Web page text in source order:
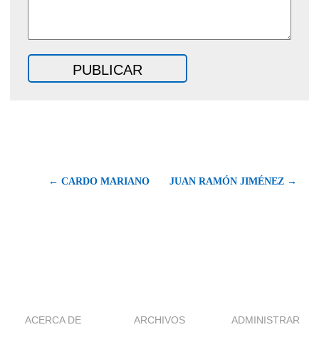
← CARDO MARIANO JUAN RAMÓN JIMÉNEZ →
ACERCA DE ARCHIVOS ADMINISTRAR